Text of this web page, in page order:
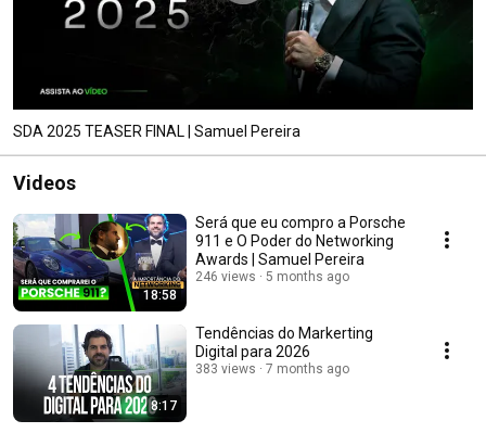
SDA 2025 TEASER FINAL | Samuel Pereira
Videos
18:58
Será que eu compro a Porsche
911 e O Poder do Networking
Awards | Samuel Pereira
246 views 5 months ago
8:17
Tendências do Markerting
Digital para 2026
383 views 7 months ago